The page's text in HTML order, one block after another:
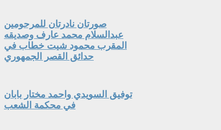
صورتان نادرتان للمرحومين
عبدالسلام محمد عارف وصديقه
المقرب محمود شيت خطاب في
حدائق القصر الجمهوري
توفيق السويدي واحمد مختار بابان
في محكمة الشعب